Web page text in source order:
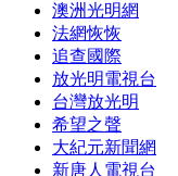
澳洲光明網
法網恢恢
追查國際
放光明電視台
台灣放光明
希望之聲
大紀元新聞網
新唐人電視台